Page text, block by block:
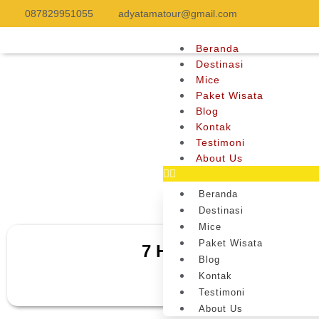
087829951055 adyatamatour@gmail.com
Beranda
Destinasi
Mice
Paket Wisata
Blog
Kontak
Testimoni
About Us
Beranda
Destinasi
Mice
Paket Wisata
Blog
Kontak
Testimoni
About Us
7 Hal yang Cuma